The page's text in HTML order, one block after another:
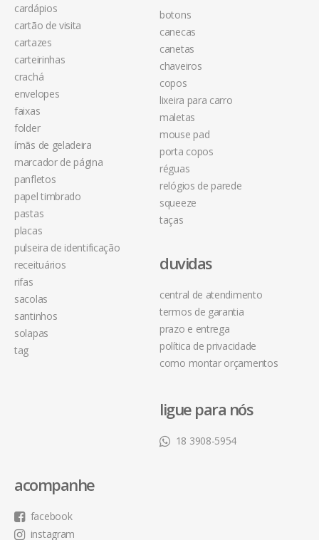
cardápios
cartão de visita
cartazes
carteirinhas
crachá
envelopes
faixas
folder
ímãs de geladeira
marcador de página
panfletos
papel timbrado
pastas
placas
pulseira de identificação
receituários
rifas
sacolas
santinhos
solapas
tag
botons
canecas
canetas
chaveiros
copos
lixeira para carro
maletas
mouse pad
porta copos
réguas
relógios de parede
squeeze
taças
duvidas
central de atendimento
termos de garantia
prazo e entrega
política de privacidade
como montar orçamentos
ligue para nós
18 3908-5954
acompanhe
facebook
instagram